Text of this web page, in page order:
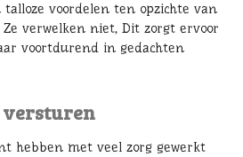
voordelen ten opzichte van
verwelken niet, Dit zorgt ervoor
voortdurend in gedachten
versturen
hebben met veel zorg gewerkt